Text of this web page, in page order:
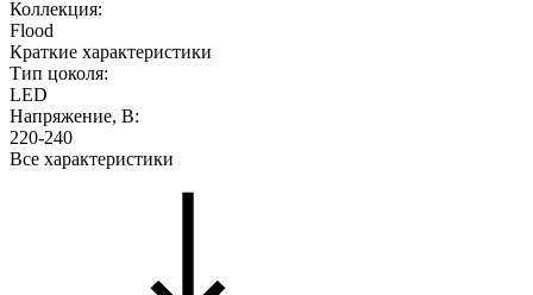
Коллекция:
Flood
Краткие характеристики
Тип цоколя:
LED
Напряжение, В:
220-240
Все характеристики